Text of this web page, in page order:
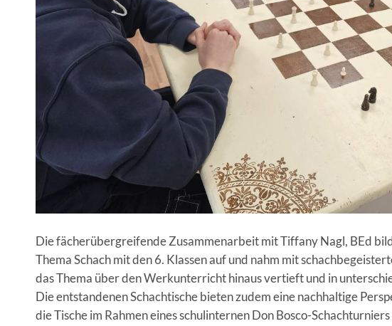
Die fächerübergreifende Zusammenarbeit mit Tiffany Nagl, BEd
Thema Schach mit den 6. Klassen auf und nahm mit
das Thema über den Werkunterricht hinaus vertieft und in
Die entstandenen Schachtische bieten zudem eine nachhaltige
die Tische im Rahmen eines schulinternen Don Bosco-